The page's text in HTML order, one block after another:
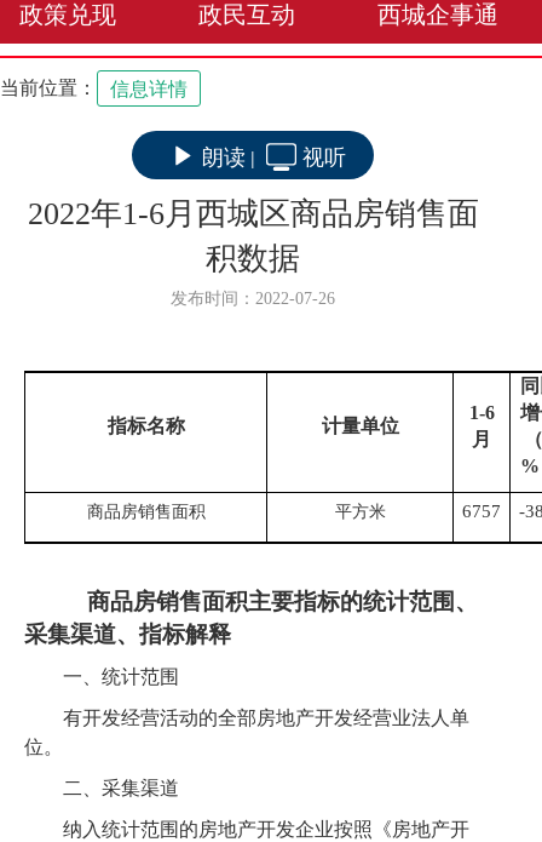
政策兑现 政民互动 西城企事通
当前位置： 信息详情
朗读 | 视听
2022年1-6月西城区商品房销售面
积数据
发布时间：2022-07-26
指标名称 计量单位
1-6
月
（
%
商品房销售面积 平方米 6757 -
商品房销售面积主要指标的统计范围、
采集渠道、指标解释
一、统计范围
有开发经营活动的全部房地产开发经营业法人单
位。
二、采集渠道
纳入统计范围的房地产开发企业按照《房地产开